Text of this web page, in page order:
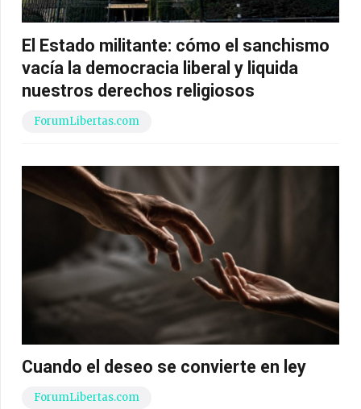
El Estado militante: cómo el sanchismo
vacía la democracia liberal y liquida
nuestros derechos religiosos
ForumLibertas.com
Cuando el deseo se convierte en ley
ForumLibertas.com